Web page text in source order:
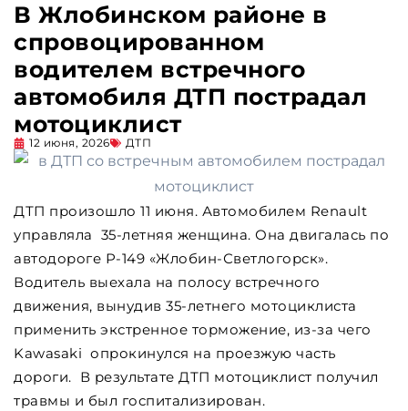
В Жлобинском районе в
спровоцированном
водителем встречного
автомобиля ДТП пострадал
мотоциклист
12 июня, 2026 ДТП
ДТП произошло 11 июня. Автомобилем Renault
управляла 35-летняя женщина. Она двигалась по
автодороге Р-149 «Жлобин-Светлогорск».
Водитель выехала на полосу встречного
движения, вынудив 35-летнего мотоциклиста
применить экстренное торможение, из-за чего
Kawasaki опрокинулся на проезжую часть
дороги. В результате ДТП мотоциклист получил
травмы и был госпитализирован.